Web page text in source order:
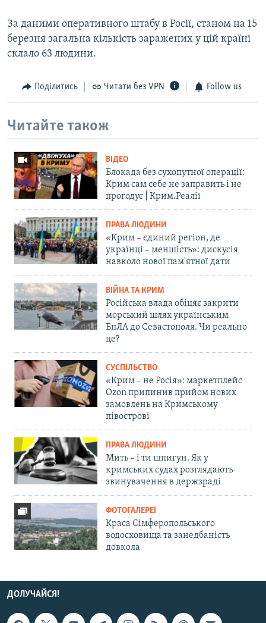
За даними оперативного штабу в Росії, станом на 15
березня загальна кількість заражених у цій країні
склало 63 людини.
Поділитись Читати без VPN Follow us
Читайте також
ВІДЕО
Блокада без сухопутної операції:
Крим сам себе не заправить і не
прогодує | Крим.Реалії
ПРАВА ЛЮДИНИ
«Крим – єдиний регіон, де
українці – меншість»: дискусія
навколо нової пам'ятної дати
ВІЙНА ТА КРИМ
Російська влада обіцяє закрити
морський шлях українським
БпЛА до Севастополя. Чи реально
це?
СУСПІЛЬСТВО
«Крим – не Росія»: маркетплейс
Ozon припинив прийом нових
замовлень на Кримському
півострові
ПРАВА ЛЮДИНИ
Мить – і ти шпигун. Як у
кримських судах розглядають
звинувачення в держзраді
ФОТОГАЛЕРЕЇ
Краса Сімферопольського
водосховища та занедбаність
довкола
ДОЛУЧАЙСЯ!